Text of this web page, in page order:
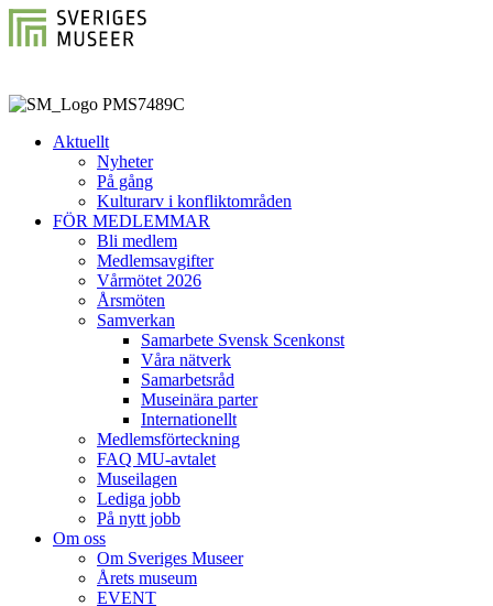
Aktuellt
Nyheter
På gång
Kulturarv i konfliktområden
FÖR MEDLEMMAR
Bli medlem
Medlemsavgifter
Vårmötet 2026
Årsmöten
Samverkan
Samarbete Svensk Scenkonst
Våra nätverk
Samarbetsråd
Museinära parter
Internationellt
Medlemsförteckning
FAQ MU-avtalet
Museilagen
Lediga jobb
På nytt jobb
Om oss
Om Sveriges Museer
Årets museum
EVENT